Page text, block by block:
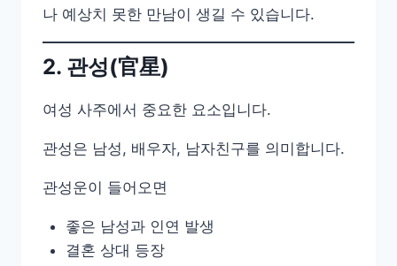
나 예상치 못한 만남이 생길 수 있습니다.
2. 관성(官星)
여성 사주에서 중요한 요소입니다.
관성은 남성, 배우자, 남자친구를 의미합니다.
관성운이 들어오면
좋은 남성과 인연 발생
결혼 상대 등장